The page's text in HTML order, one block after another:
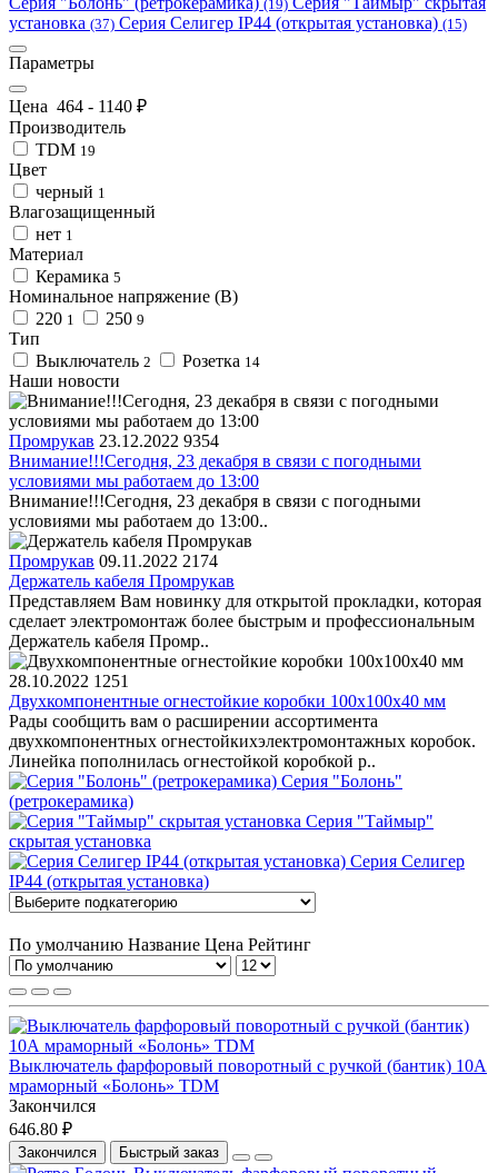
(19)
установка (37) Серия Селигер IP44 (открытая установка) (15)
Параметры
Цена 464 - 1140 ₽
Производитель
TDM 19
Цвет
черный 1
Влагозащищенный
нет 1
Материал
Керамика 5
Номинальное напряжение (В)
220 1 250 9
Тип
Выключатель 2 Розетка 14
Наши новости
Промрукав 23.12.2022 9354
Внимание!!!Сегодня, 23 декабря в связи с погодными
условиями мы работаем до 13:00
Внимание!!!Сегодня, 23 декабря в связи с погодными
условиями мы работаем до 13:00..
Промрукав 09.11.2022 2174
Держатель кабеля Промрукав
Представляем Вам новинку для открытой прокладки, которая
сделает электромонтаж более быстрым и профессиональным
Держатель кабеля Промр..
28.10.2022 1251
Двухкомпонентные огнестойкие коробки 100х100х40 мм
Рады сообщить вам о расширении ассортимента
двухкомпонентных огнестойкихэлектромонтажных коробок.
Линейка пополнилась огнестойкой коробкой р..
Серия "Болонь"
(ретрокерамика)
Серия "Таймыр"
скрытая установка
Серия Селигер
IP44 (открытая установка)
По умолчанию Название Цена Рейтинг
Выключатель фарфоровый поворотный с ручкой (бантик) 10А
мраморный «Болонь» TDM
Закончился
646.80 ₽
Закончился Быстрый заказ